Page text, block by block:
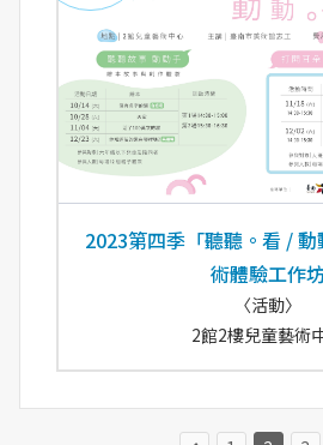
2023第四季「聽聽。看 /
術體驗工作
〈活動〉
2館2樓兒童藝術